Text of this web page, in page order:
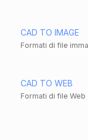
CAD TO IMAGE
Formati di file
CAD TO WEB
Formati di file Web